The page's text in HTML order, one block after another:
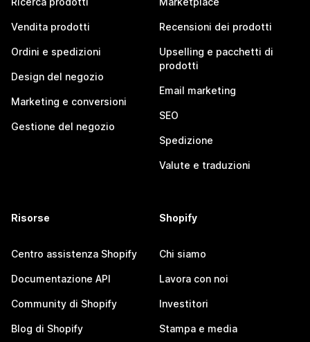
Vendita prodotti
Ordini e spedizioni
Design del negozio
Marketing e conversioni
Gestione del negozio
Recensioni dei prodotti
Upselling e pacchetti di
prodotti
Email marketing
SEO
Spedizione
Valute e traduzioni
Risorse
Centro assistenza Shopify
Documentazione API
Community di Shopify
Blog di Shopify
Shopify
Chi siamo
Lavora con noi
Investitori
Stampa e media